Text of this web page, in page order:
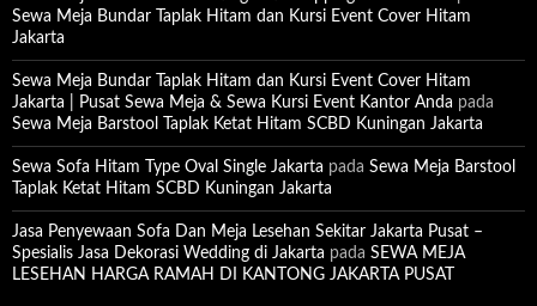
Sewa Meja Bundar Taplak Hitam dan Kursi Event Cover Hitam
Jakarta
Sewa Meja Bundar Taplak Hitam dan Kursi Event Cover Hitam
Jakarta | Pusat Sewa Meja & Sewa Kursi Event Kantor Anda pada
Sewa Meja Barstool Taplak Ketat Hitam SCBD Kuningan Jakarta
Sewa Sofa Hitam Type Oval Single Jakarta pada Sewa Meja Barstool
Taplak Ketat Hitam SCBD Kuningan Jakarta
Jasa Penyewaan Sofa Dan Meja Lesehan Sekitar Jakarta Pusat –
Spesialis Jasa Dekorasi Wedding di Jakarta pada SEWA MEJA
LESEHAN HARGA RAMAH DI KANTONG JAKARTA PUSAT